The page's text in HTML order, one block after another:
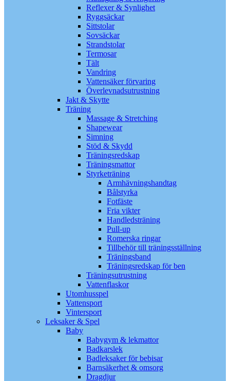
Reflexer & Synlighet
Ryggsäckar
Sittstolar
Sovsäckar
Strandstolar
Termosar
Tält
Vandring
Vattensäker förvaring
Överlevnadsutrustning
Jakt & Skytte
Träning
Massage & Stretching
Shapewear
Simning
Stöd & Skydd
Träningsredskap
Träningsmattor
Styrketräning
Armhävningshandtag
Bålstyrka
Fotfäste
Fria vikter
Handledsträning
Pull-up
Romerska ringar
Tillbehör till träningsställning
Träningsband
Träningsredskap för ben
Träningsutrustning
Vattenflaskor
Utomhusspel
Vattensport
Vintersport
Leksaker & Spel
Baby
Babygym & lekmattor
Badkarslek
Badleksaker för bebisar
Barnsäkerhet & omsorg
Dragdjur